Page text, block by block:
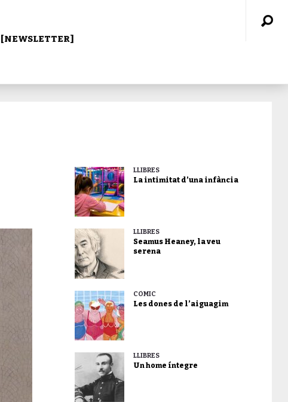
[NEWSLETTER]
LLIBRES
La intimitat d’una infància
LLIBRES
Seamus Heaney, la veu
serena
CÒMIC
Les dones de l’aiguagim
LLIBRES
Un home íntegre